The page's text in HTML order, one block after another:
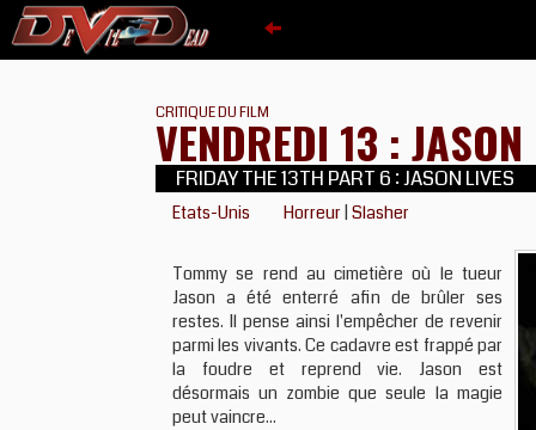
CRITIQUE DU FILM
VENDREDI 13 :
FRIDAY THE 13TH PART 6 : JASON LIVES
Etats-Unis Horreur Slasher
Tommy se rend au cimetière où le tueur
Jason a été enterré afin de brûler ses
restes. Il pense ainsi l'empêcher de revenir
parmi les vivants. Ce cadavre est frappé par
la foudre et reprend vie. Jason est
désormais un zombie que seule la magie
peut vaincre...